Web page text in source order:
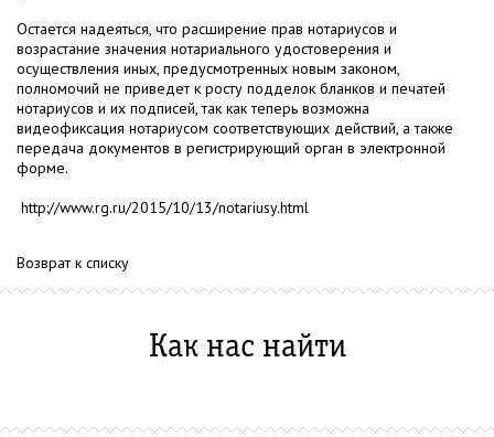
Остается надеяться, что расширение прав нотариусов и
возрастание значения нотариального удостоверения и
осуществления иных, предусмотренных новым законом,
полномочий не приведет к росту подделок бланков и печатей
нотариусов и их подписей, так как теперь возможна
видеофиксация нотариусом соответствующих действий, а также
передача документов в регистрирующий орган в электронной
форме.
http://www.rg.ru/2015/10/13/notariusy.html
Возврат к списку
Как нас найти